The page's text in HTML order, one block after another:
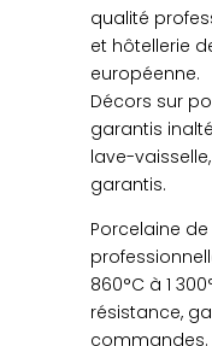
qualité
et hôtellerie
européenne.
Décors sur
garantis
lave-
garantis.
Porcelaine
860°C à 1
résistance,
commandes.